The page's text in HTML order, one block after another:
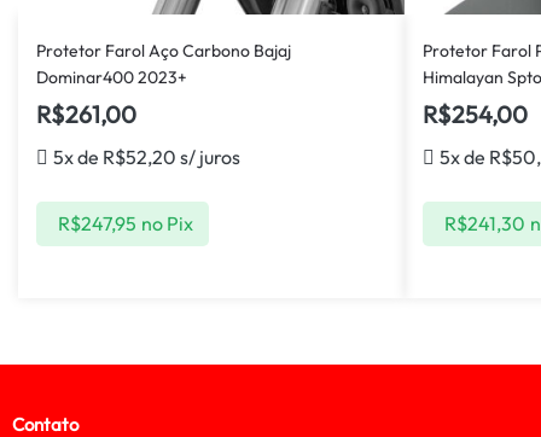
Protetor Farol Aço Carbono Bajaj
Dominar400 2023+
R$261,00
5x de R$52,20 s/ juros
R$247,95 no Pix
Protetor Farol
Himalayan
R$254,00
5x de R$
R$241,30
Contato